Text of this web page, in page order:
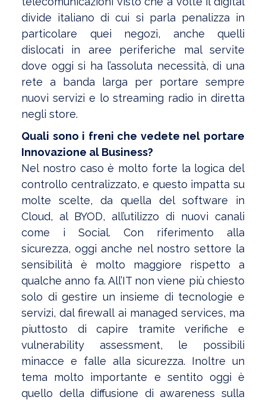
divide italiano di cui si parla penalizza in
particolare quei negozi, anche quelli
dislocati in aree periferiche mal servite
dove oggi si ha l’assoluta necessità, di una
rete a banda larga per portare sempre
nuovi servizi e lo streaming radio in diretta
negli store.
Quali sono i freni che vedete nel portare
Innovazione al Business?
Nel nostro caso è molto forte la logica del
controllo centralizzato, e questo impatta su
molte scelte, da quella del software in
Cloud, al BYOD, all’utilizzo di nuovi canali
come i Social. Con riferimento alla
sicurezza, oggi anche nel nostro settore la
sensibilità è molto maggiore rispetto a
qualche anno fa. All’IT non viene più chiesto
solo di gestire un insieme di tecnologie e
servizi, dal firewall ai managed services, ma
piuttosto di capire tramite verifiche e
vulnerability assessment, le possibili
minacce e falle alla sicurezza. Inoltre un
tema molto importante e sentito oggi è
quello della diffusione di awareness sulla